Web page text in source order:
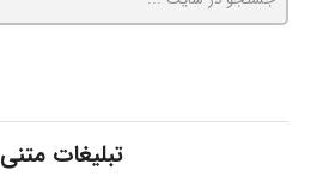
تبلیغات متنی